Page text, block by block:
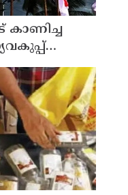
കാണിച്ച